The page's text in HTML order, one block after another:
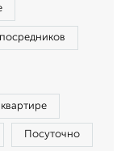
квартире
Посуточно